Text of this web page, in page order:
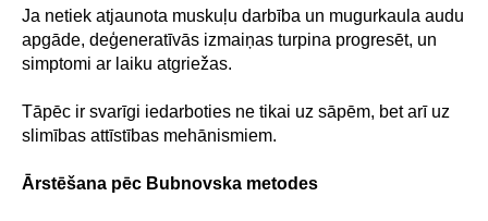
Ja netiek atjaunota muskuļu darbība un mugurkaula audu
apgāde, deģeneratīvās izmaiņas turpina progresēt, un
simptomi ar laiku atgriežas.
Tāpēc ir svarīgi iedarboties ne tikai uz sāpēm, bet arī uz
slimības attīstības mehānismiem.
Ārstēšana pēc Bubnovska metodes